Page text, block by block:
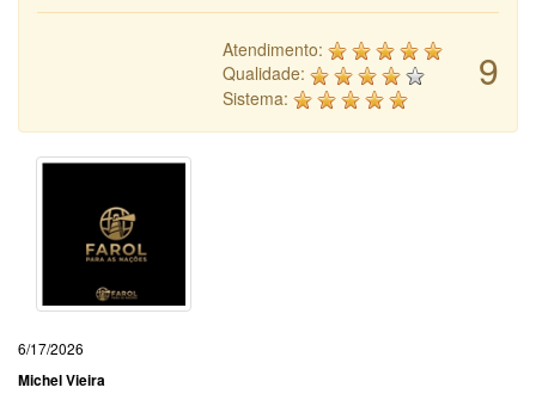
9
Atendimento:
Qualidade:
Sistema:
6/17/2026
Michel Vieira